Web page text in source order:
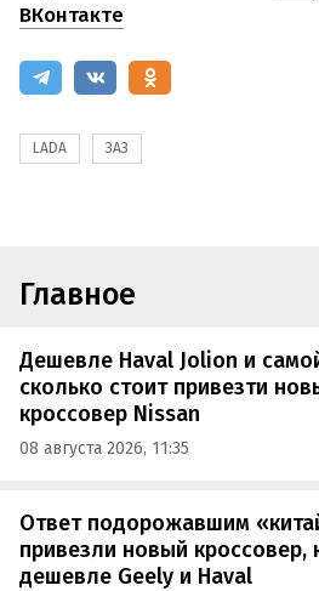
ВКонтакте
LADA ЗАЗ
Главное
Дешевле Haval Jolion и
сколько стоит привезти
кроссовер Nissan
08 августа 2026, 11:35
Ответ подорожавшим
привезли новый кроссовер,
дешевле Geely и Haval